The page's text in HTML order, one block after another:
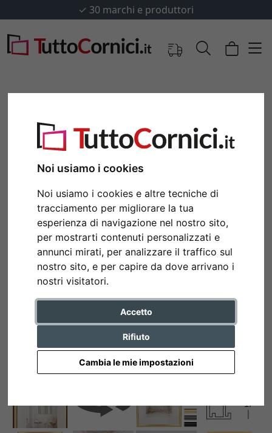
Noi usiamo i cookies
Noi usiamo i cookies e altre tecniche di
tracciamento per migliorare la tua
esperienza di navigazione nel nostro sito,
per mostrarti contenuti personalizzati e
annunci mirati, per analizzare il traffico sul
nostro sito, e per capire da dove arrivano i
nostri visitatori.
Accetto
Rifiuto
Cambia le mie impostazioni
✓ 30 marchi e produttori
Indietro